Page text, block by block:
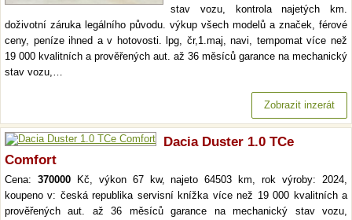
stav vozu, kontrola najetých km.
doživotní záruka legálního původu. výkup všech modelů a značek, férové
ceny, peníze ihned a v hotovosti. lpg, čr,1.maj, navi, tempomat více než
19 000 kvalitních a prověřených aut. až 36 měsíců garance na mechanický
stav vozu,…
Zobrazit inzerát
Dacia Duster 1.0 TCe
Comfort
Cena: 370000Kč, výkon 67 kw, najeto 64503 km, rok výroby: 2024,
koupeno v: česká republika servisní knížka více než 19 000 kvalitních a
prověřených aut. až 36 měsíců garance na mechanický stav vozu,